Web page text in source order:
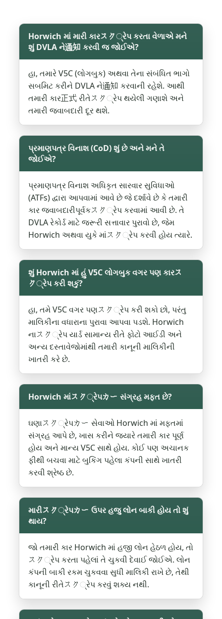
Horwich માં મારી કારスク્રેપ કરતા વેળાએ મને
શું DVLA ને通知 કરવી જ જોઈએ?
હા, તમારે V5C (લોગબુક) અથવા તેના સંબંધિત ભાગો
સબમિટ કરીને DVLA ને通知 કરવાની રહેશે. આથી
તમારી કાર正式 રીતેスク્રેપ થયેલી ગણાશે અને
તમારી જવાબદારી દૂર થશે.
પ્રમાણપત્ર વિનાશ (CoD) શું છે અને મને તે
જોઈએ?
પ્રમાણપત્ર વિનાશ અધિકૃત સારવાર સુવિધાઓ
(ATFs) દ્વારા આપવામાં આવે છે જે દર્શાવે છે કે તમારી
કાર જવાબદારીપૂર્વકスク્રેપ કરવામાં આવી છે. તે
DVLA રેકોર્ડ માટે જરૂરી સત્તાવાર પુરાવો છે, જેમ
Horwich અથવા યુકે માંスク્રેપ કરવી હોય ત્યારે.
શું Horwich માં હું V5C લોગબુક વગર પણ કારス
ク્રેપ કરી શકું?
હા, તમે V5C વગર પણスク્રેપ કરી શકો છો, પરંતુ
માલિકીના વધારાના પુરાવા આપવા પડશે. Horwich
નાスク્રેપ યાર્ડ સામાન્ય રીતે ફોટો આઈડી અને
અન્ય દસ્તાવેજોમાંથી તમારી કાનૂની માલિકીની
ખાતરી કરે છે.
Horwich માંスク્રેપカー સંગ્રહ મફત છે?
ઘણાスク્રેપカー સેવાઓ Horwich માં મફતમાં
સંગ્રહ આપે છે, ખાસ કરીને જયારે તમારી કાર પૂર્ણ
હોય અને માન્ય V5C સાથે હોય. કોઈ પણ અચાનક
ફીથી બચવા માટે બુકિંગ પહેલા કંપની સાથે ખાતરી
કરવી શ્રેષ્ઠ છે.
મારીスク્રેપカー ઉપર હજુ લોન બાકી હોય તો શું
થાય?
જો તમારી કાર Horwich માં હજી લોન હેઠળ હોય, તો
スク્રેપ કરતા પહેલાં તે ચુકવી દેવાઈ જોઈએ. લોન
કંપની બાકી રકમ ચુકવવા સુધી માલિકી રાખે છે, તેથી
કાનૂની રીતેスク્રેપ કરવું શક્ય નથી.